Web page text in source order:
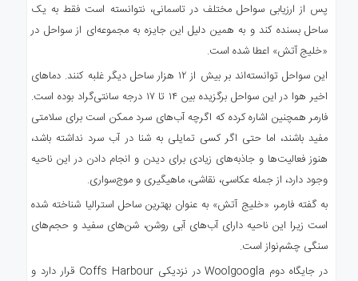
پس از ارزیابی سواحل مختلف در تاسمانی، نتوانسته است فقط به یک
ساحل بسنده کند و به همین دلیل این جایزه به مجموعه‌ای از سواحل در
«خلیج آتش» اعطا شده است.
این سواحل توانسته‌اند بر بیش از ۱۲ هزار ساحل دیگر غلبه کنند. دماهای
اخیر هوا در این سواحل برگزیده بین ۱۴ تا ۱۷ درجه سانتی‌گراد بوده است.
فارمر همچنین اشاره کرده که اگرچه آب‌های سرد ممکن است برای سلامتی
مفید باشند، اما حتی اگر کسی تمایلی به شنا در آب سرد نداشته باشد،
هنوز فعالیت‌ها و جاذبه‌های زیادی برای دیدن و انجام دادن در این ناحیه
وجود دارد، از جمله عکاسی، نقاشی، ماهیگیری و موج‌سواری.
به گفته فارمر، «خلیج آتش» به عنوان بهترین ساحل استرالیا شناخته شده
است زیرا این ناحیه دارای آب‌های آبی روشن، شن‌های سفید و حجم‌های
سنگی چشم‌نواز است.
در جایگاه دوم Woolgoogla در نزدیکی Coffs Harbour قرار دارد و